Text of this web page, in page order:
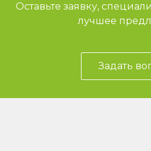
Оставьте заявку,
лучшее
Задать